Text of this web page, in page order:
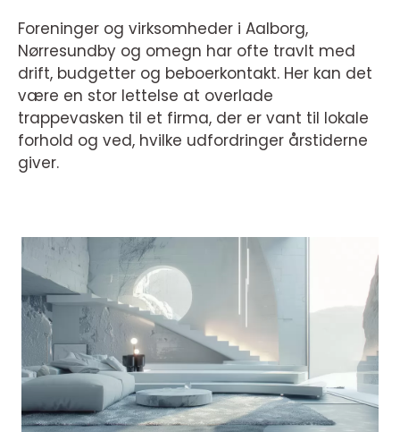
Foreninger og virksomheder i Aalborg,
Nørresundby og omegn har ofte travlt med
drift, budgetter og beboerkontakt. Her kan det
være en stor lettelse at overlade
trappevasken til et firma, der er vant til lokale
forhold og ved, hvilke udfordringer årstiderne
giver.